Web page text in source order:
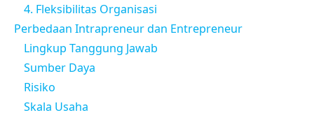
4. Fleksibilitas Organisasi
Perbedaan Intrapreneur dan Entrepreneur
Lingkup Tanggung Jawab
Sumber Daya
Risiko
Skala Usaha